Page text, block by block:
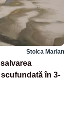
Stoica Marian
în 3-